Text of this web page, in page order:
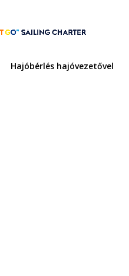
Hajóbérlés hajóvezetővel